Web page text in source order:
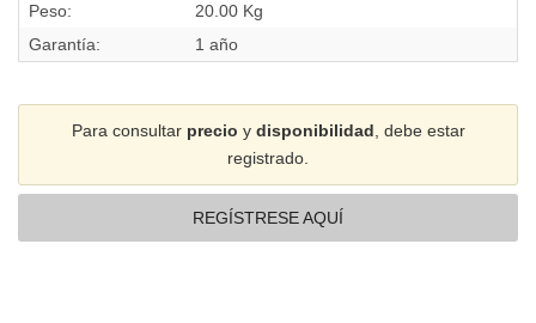
Peso:
20.00 Kg
Garantía:
1 año
Para consultar precio y disponibilidad, debe estar
registrado.
REGÍSTRESE AQUÍ